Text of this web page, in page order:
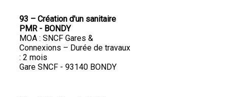
93 – Création d'un sanitaire
PMR - BONDY
MOA : SNCF Gares &
Connexions – Durée de travaux
: 2 mois
Gare SNCF - 93140 BONDY